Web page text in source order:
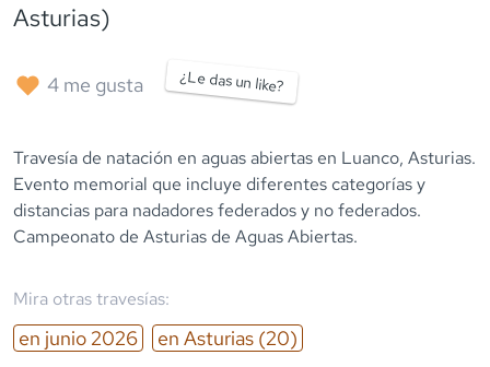
Asturias)
4 me gusta ¿Le das un like?
Travesía de natación en aguas abiertas en Luanco, Asturias.
Evento memorial que incluye diferentes categorías y
distancias para nadadores federados y no federados.
Campeonato de Asturias de Aguas Abiertas.
Mira otras travesías:
en junio 2026 en Asturias (20)